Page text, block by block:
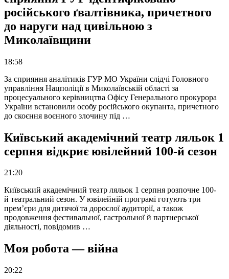
російського ґвалтівника, причетного
до наруги над цивільною з
Миколаївщини
18:58
За сприяння аналітиків ГУР МО України слідчі Головного
управління Нацполіції в Миколаївській області за
процесуального керівництва Офісу Генерального прокурора
України встановили особу російського окупанта, причетного
до скоєння воєнного злочину під …
Київський академічний театр ляльок 1
серпня відкриє ювілейний 100-й сезон
21:20
Київський академічний театр ляльок 1 серпня розпочне 100-
й театральний сезон. У ювілейній програмі готують три
прем’єри для дитячої та дорослої аудиторії, а також
продовження фестивальної, гастрольної й партнерської
діяльності, повідомив …
Моя робота — війна
20:22